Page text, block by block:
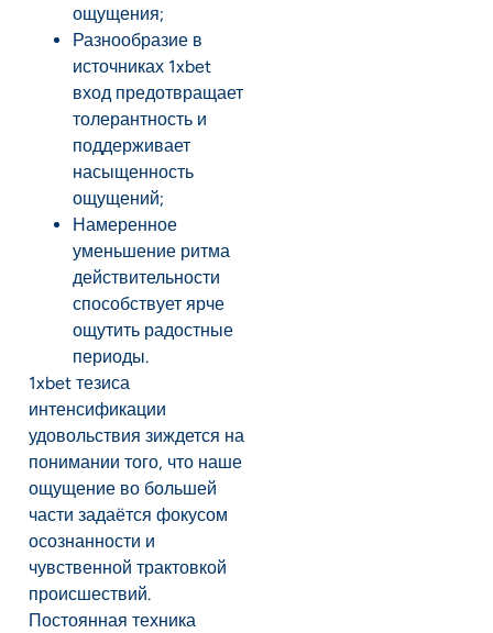
ощущения;
Разнообразие в
источниках 1xbet
вход предотвращает
толерантность и
поддерживает
насыщенность
ощущений;
Намеренное
уменьшение ритма
действительности
способствует ярче
ощутить радостные
периоды.
1xbet тезиса
интенсификации
удовольствия зиждется на
понимании того, что наше
ощущение во большей
части задаётся фокусом
осознанности и
чувственной трактовкой
происшествий.
Постоянная техника